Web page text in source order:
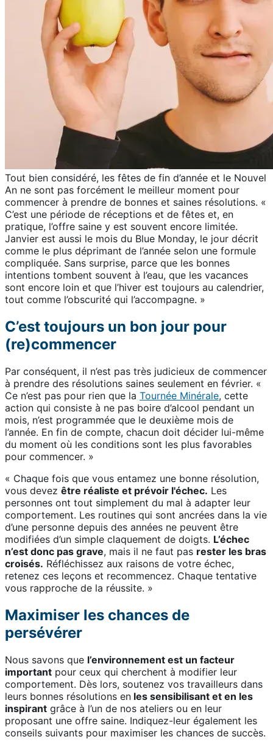
Tout bien considéré, les fêtes de fin d’année et le Nouvel
An ne sont pas forcément le meilleur moment pour
commencer à prendre de bonnes et saines résolutions. «
C’est une période de réceptions et de fêtes et, en
pratique, l’offre saine y est souvent encore limitée.
Janvier est aussi le mois du Blue Monday, le jour décrit
comme le plus déprimant de l’année selon une formule
compliquée. Sans surprise, parce que les bonnes
intentions tombent souvent à l’eau, que les vacances
sont encore loin et que l’hiver est toujours au calendrier,
tout comme l’obscurité qui l’accompagne. »
C’est toujours un bon jour pour
(re)commencer
Par conséquent, il n’est pas très judicieux de commencer
à prendre des résolutions saines seulement en février. «
Ce n’est pas pour rien que la Tournée Minérale, cette
action qui consiste à ne pas boire d’alcool pendant un
mois, n’est programmée que le deuxième mois de
l’année. En fin de compte, chacun doit décider lui-même
du moment où les conditions sont les plus favorables
pour commencer. »
« Chaque fois que vous entamez une bonne résolution,
vous devez être réaliste et prévoir l'échec. Les
personnes ont tout simplement du mal à adapter leur
comportement. Les routines qui sont ancrées dans la vie
d’une personne depuis des années ne peuvent être
modifiées d’un simple claquement de doigts. L’échec
n’est donc pas grave, mais il ne faut pas rester les bras
croisés. Réfléchissez aux raisons de votre échec,
retenez ces leçons et recommencez. Chaque tentative
vous rapproche de la réussite. »
Maximiser les chances de
persévérer
Nous savons que l’environnement est un facteur
important pour ceux qui cherchent à modifier leur
comportement. Dès lors, soutenez vos travailleurs dans
leurs bonnes résolutions en les sensibilisant et en les
inspirant grâce à l’un de nos ateliers ou en leur
proposant une offre saine. Indiquez-leur également les
conseils suivants pour maximiser les chances de succès.